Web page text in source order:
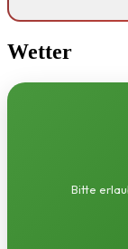
Wetter
Bitte